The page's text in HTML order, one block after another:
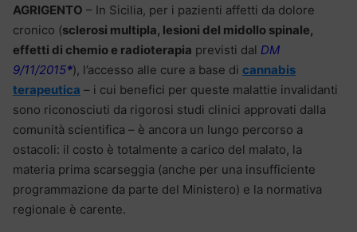
AGRIGENTO – In Sicilia, per i pazienti affetti da dolore
cronico (sclerosi multipla, lesioni del midollo spinale,
effetti di chemio e radioterapia previsti dal DM
9/11/2015*), l’accesso alle cure a base di cannabis
terapeutica – i cui benefici per queste malattie invalidanti
sono riconosciuti da rigorosi studi clinici approvati dalla
comunità scientifica – è ancora un lungo percorso a
ostacoli: il costo è totalmente a carico del malato, la
materia prima scarseggia (anche per una insufficiente
programmazione da parte del Ministero) e la normativa
regionale è carente.